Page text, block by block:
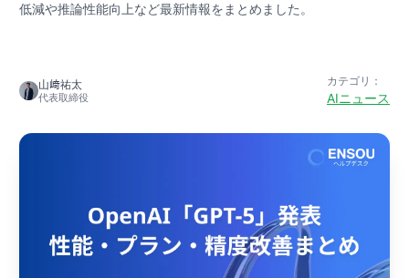
低減や推論性能向上など最新情報をまとめました。
山﨑祐太
代表取締役
カテゴリ：
AIニュース